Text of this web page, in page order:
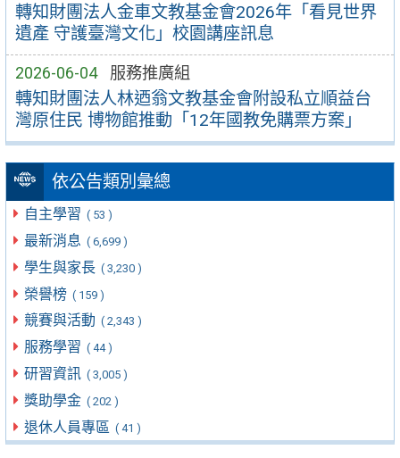
轉知財團法人金車文教基金會2026年「看見世界
遺產 守護臺灣文化」校園講座訊息
2026-06-04 服務推廣組
轉知財團法人林迺翁文教基金會附設私立順益台
灣原住民 博物館推動「12年國教免購票方案」
依公告類別彙總
自主學習 ( 53 )
最新消息 ( 6,699 )
學生與家長 ( 3,230 )
榮譽榜 ( 159 )
競賽與活動 ( 2,343 )
服務學習 ( 44 )
研習資訊 ( 3,005 )
獎助學金 ( 202 )
退休人員專區 ( 41 )